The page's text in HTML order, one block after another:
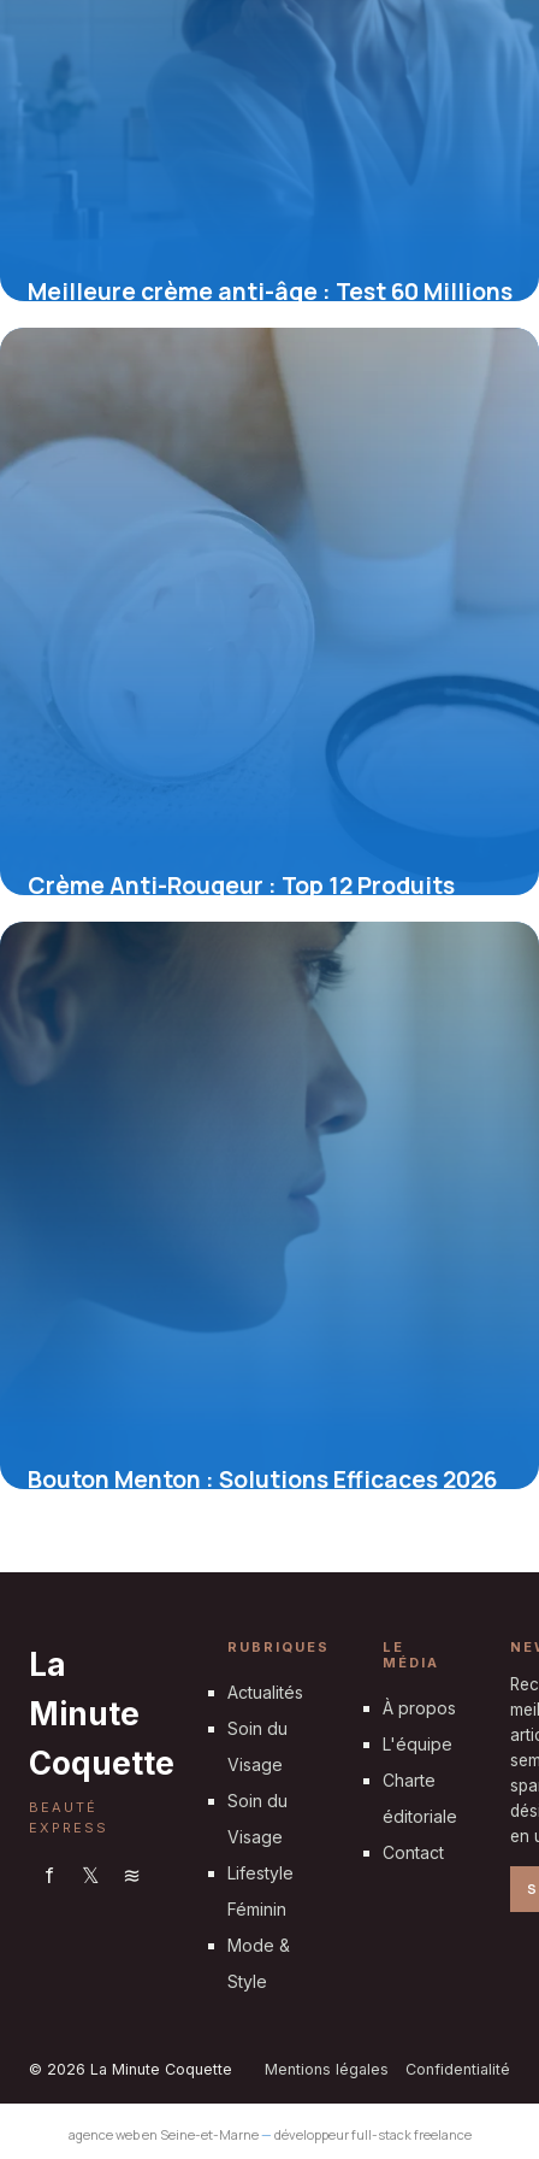
Meilleure crème anti-âge : Test 60 Millions
11 mai 2026
Crème Anti-Rougeur : Top 12 Produits
9 mai 2026
Bouton Menton : Solutions Efficaces 2026
La
Minute
Coquette
BEAUTÉ
EXPRESS
f 𝕏 ≋
RUBRIQUES
Actualités
Soin du
Visage
Soin du
Visage
Lifestyle
Féminin
Mode &
Style
LE
MÉDIA
À propos
L'équipe
Charte
éditoriale
Contact
en
© 2026 La Minute Coquette Mentions légales Confidentialité
agence web en Seine-et-Marne— développeur full-stack freelance